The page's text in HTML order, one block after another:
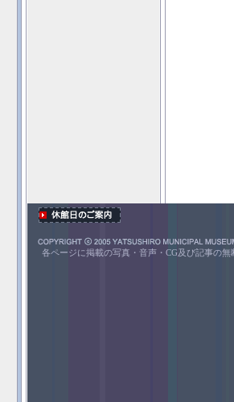
各ページに掲載の写真・音声・CG及び記事の無